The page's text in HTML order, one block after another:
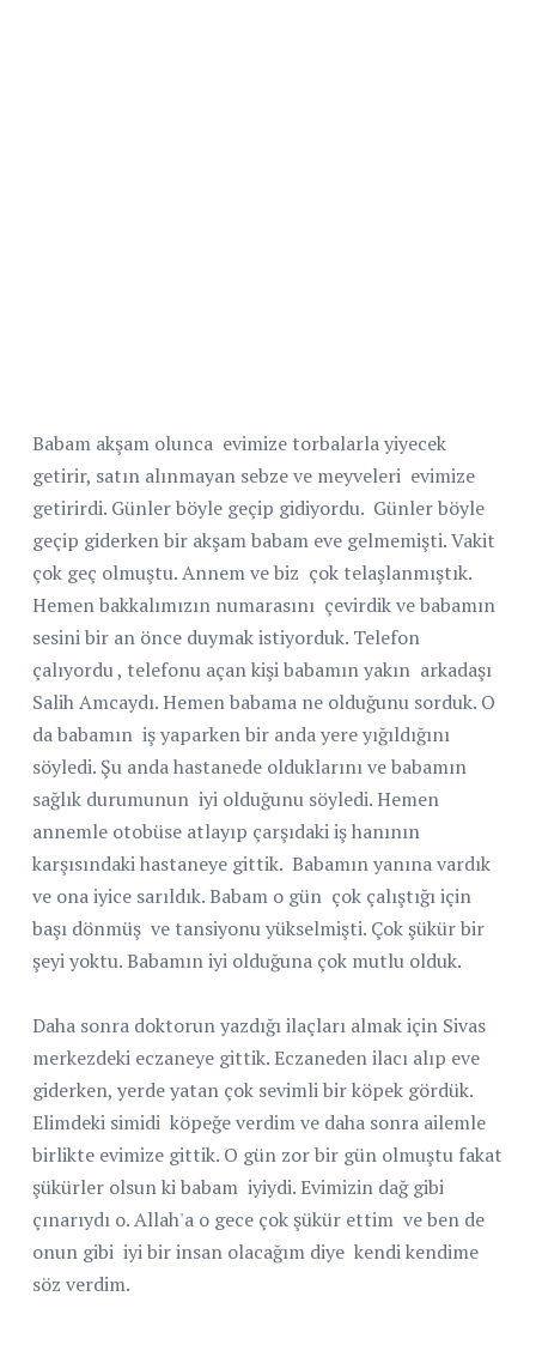
Babam akşam olunca evimize torbalarla yiyecek
getirir, satın alınmayan sebze ve meyveleri evimize
getirirdi. Günler böyle geçip gidiyordu. Günler böyle
geçip giderken bir akşam babam eve gelmemişti. Vakit
çok geç olmuştu. Annem ve biz çok telaşlanmıştık.
Hemen bakkalımızın numarasını çevirdik ve babamın
sesini bir an önce duymak istiyorduk. Telefon
çalıyordu , telefonu açan kişi babamın yakın arkadaşı
Salih Amcaydı. Hemen babama ne olduğunu sorduk. O
da babamın iş yaparken bir anda yere yığıldığını
söyledi. Şu anda hastanede olduklarını ve babamın
sağlık durumunun iyi olduğunu söyledi. Hemen
annemle otobüse atlayıp çarşıdaki iş hanının
karşısındaki hastaneye gittik. Babamın yanına vardık
ve ona iyice sarıldık. Babam o gün çok çalıştığı için
başı dönmüş ve tansiyonu yükselmişti. Çok şükür bir
şeyi yoktu. Babamın iyi olduğuna çok mutlu olduk.
Daha sonra doktorun yazdığı ilaçları almak için Sivas
merkezdeki eczaneye gittik. Eczaneden ilacı alıp eve
giderken, yerde yatan çok sevimli bir köpek gördük.
Elimdeki simidi köpeğe verdim ve daha sonra ailemle
birlikte evimize gittik. O gün zor bir gün olmuştu fakat
şükürler olsun ki babam iyiydi. Evimizin dağ gibi
çınarıydı o. Allah'a o gece çok şükür ettim ve ben de
onun gibi iyi bir insan olacağım diye kendi kendime
söz verdim.